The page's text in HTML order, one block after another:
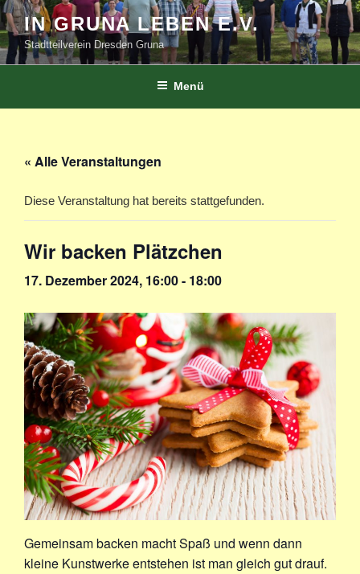
Zum
Inhalt
springen
IN GRUNA LEBEN E.V.
Stadtteilverein Dresden Gruna
Menü
« Alle Veranstaltungen
Diese Veranstaltung hat bereits stattgefunden.
Wir backen Plätzchen
17. Dezember 2024, 16:00- 18:00
Gemeinsam backen macht Spaß und wenn dann
kleine Kunstwerke entstehen ist man gleich gut drauf.